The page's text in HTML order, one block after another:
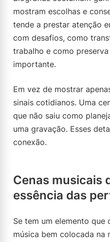
mostram escolhas e
tende a prestar atenção
com desafios, como
trabalho e como
importante.
Em vez de mostrar
sinais cotidianos. Uma
que não saiu como
uma gravação. Esses
conexão.
Cenas musicais
essência das
Se tem um elemento que
música bem colocada na